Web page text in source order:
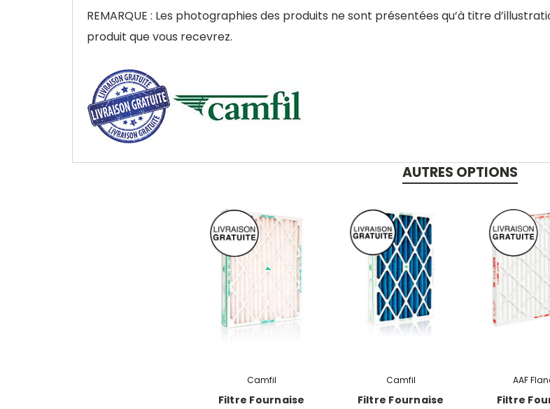
REMARQUE : Les photographies des produits ne sont présentées qu’à titre
produit que vous recevrez.
AUTRES OPTIONS
Camfil
Filtre Fournaise
Camfil
Filtre Fournaise
AAF
Filtre